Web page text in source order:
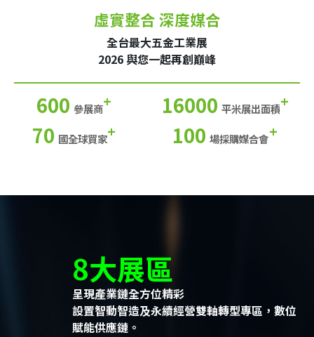
虛實整合 深度媒合
全台最大五金工業展
2026 與您一起再創巔峰
600 參展商+ 16000 平米展出面積+
70 國全球買家+ 100 場採購媒合會+
8大展區
呈現產業鏈全方位精彩
設置智動智造及永續經營雙軸轉型專區，數位
賦能供應鏈。